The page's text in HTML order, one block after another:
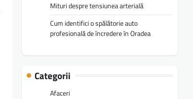
Mituri despre tensiunea arterială
Cum identifici o spălătorie auto
profesională de încredere în Oradea
Categorii
Afaceri